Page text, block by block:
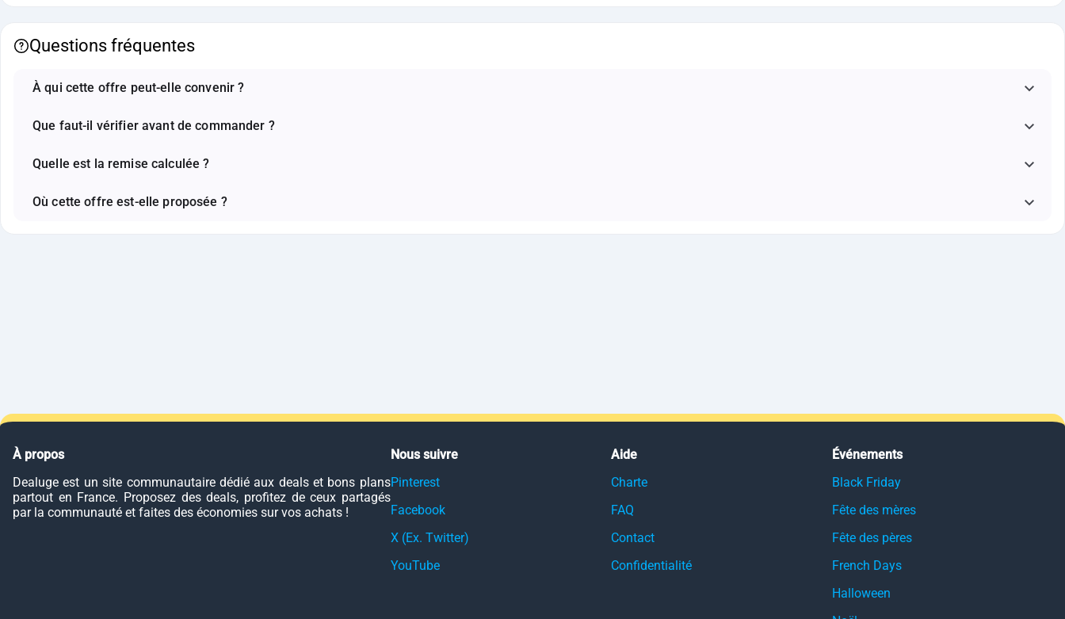
Questions fréquentes
À qui cette offre peut-elle convenir ?
Que faut-il vérifier avant de commander ?
Quelle est la remise calculée ?
Où cette offre est-elle proposée ?
À propos
Dealuge est un site communautaire dédié aux deals et bons plans
partout en France. Proposez des deals, profitez de ceux partagés
par la communauté et faites des économies sur vos achats !
Nous suivre
Pinterest
Facebook
X (Ex. Twitter)
YouTube
Aide
Charte
FAQ
Contact
Confidentialité
Événements
Black Friday
Fête des mères
Fête des pères
French Days
Halloween